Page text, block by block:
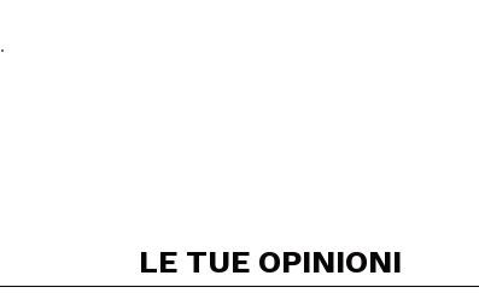
LE TUE OPINIONI